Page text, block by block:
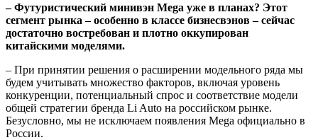
– Футуристический минивэн Mega уже в планах? Этот
сегмент рынка – особенно в классе бизнесвэнов – сейчас
достаточно востребован и плотно оккупирован
китайскими моделями.
– При принятии решения о расширении модельного ряда мы
будем учитывать множество факторов, включая уровень
конкуренции, потенциальный спрос и соответствие модели
общей стратегии бренда Li Auto на российском рынке.
Безусловно, мы не исключаем появления Mega официально в
России.